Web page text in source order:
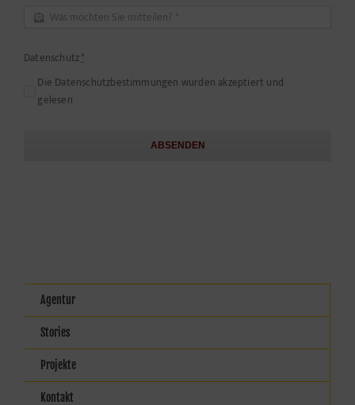
Datenschutz*
Die Datenschutzbestimmungen wurden akzeptiert und
gelesen
ABSENDEN
Agentur
Stories
Projekte
Kontakt